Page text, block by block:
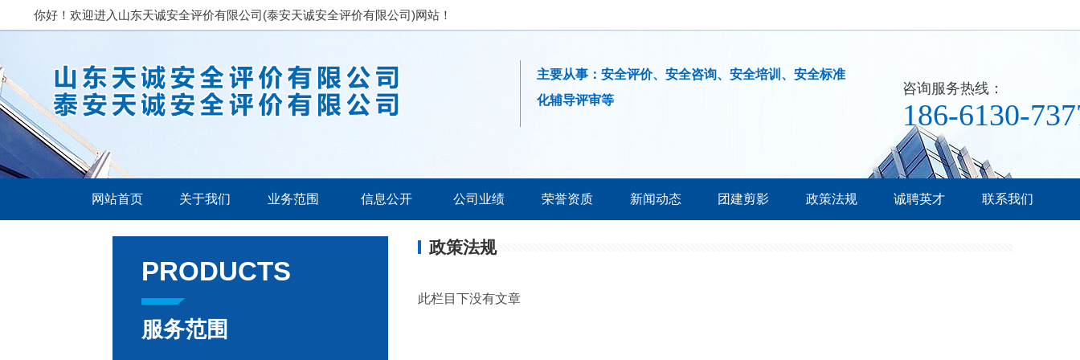
你好！欢迎进入山东天诚安全评价有限公司(泰安天诚安全评价有限公司)网站！
主要从事：安全评价、安全咨询、安全培训、安全标准
化辅导评审等
咨询服务热线：
186-6130-
网站首页 关于我们
公司简介
设备设施
业务范围
安全评估
安全标准化评
信息公开
专职安全评价师信息
公司业绩
安全培训教育
荣誉资质 新闻动态 团建剪影 政策法规 诚聘英才 联系我们
PRODUCTS
服务范围
政策法规
此栏目下没有文章